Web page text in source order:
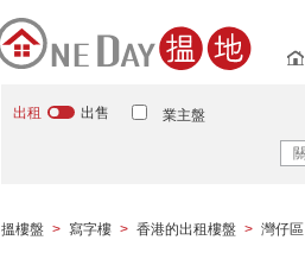
出租 出售 業主盤
搵樓盤 > 寫字樓 > 香港的出租樓盤 > 灣仔區